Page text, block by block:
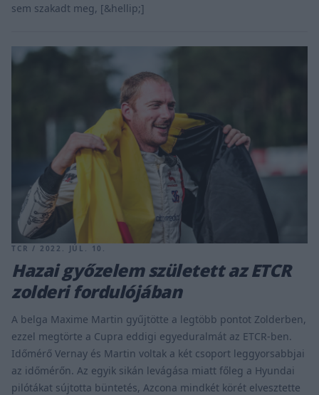
sem szakadt meg, [&hellip;]
TCR / 2022. JÚL. 10.
Hazai győzelem született az ETCR
zolderi fordulójában
A belga Maxime Martin gyűjtötte a legtöbb pontot Zolderben,
ezzel megtörte a Cupra eddigi egyeduralmát az ETCR-ben.
Időmérő Vernay és Martin voltak a két csoport leggyorsabbjai
az időmérőn. Az egyik sikán levágása miatt főleg a Hyundai
pilótákat sújtotta büntetés, Azcona mindkét körét elvesztette